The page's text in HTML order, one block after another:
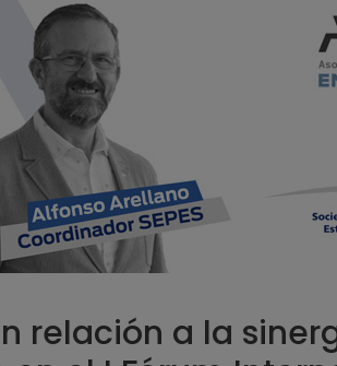
relación a la